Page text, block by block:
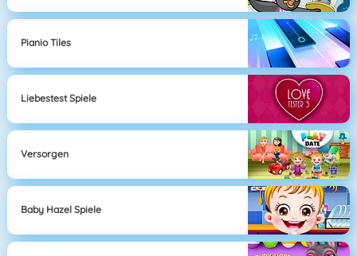
Pianio Tiles
Liebestest Spiele
Versorgen
Baby Hazel Spiele